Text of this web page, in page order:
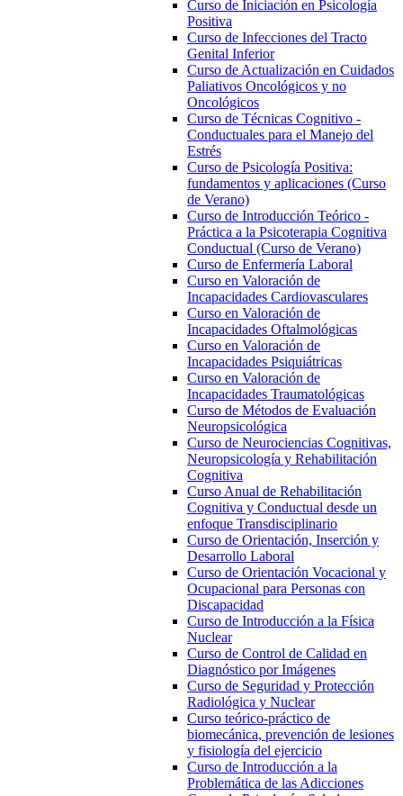
Curso de Iniciación en Psicología
Positiva
Curso de Infecciones del Tracto
Genital Inferior
Curso de Actualización en Cuidados
Paliativos Oncológicos y no
Oncológicos
Curso de Técnicas Cognitivo -
Conductuales para el Manejo del
Estrés
Curso de Psicología Positiva:
fundamentos y aplicaciones (Curso
de Verano)
Curso de Introducción Teórico -
Práctica a la Psicoterapia Cognitiva
Conductual (Curso de Verano)
Curso de Enfermería Laboral
Curso en Valoración de
Incapacidades Cardiovasculares
Curso en Valoración de
Incapacidades Oftalmológicas
Curso en Valoración de
Incapacidades Psiquiátricas
Curso en Valoración de
Incapacidades Traumatológicas
Curso de Métodos de Evaluación
Neuropsicológica
Curso de Neurociencias Cognitivas,
Neuropsicología y Rehabilitación
Cognitiva
Curso Anual de Rehabilitación
Cognitiva y Conductual desde un
enfoque Transdisciplinario
Curso de Orientación, Inserción y
Desarrollo Laboral
Curso de Orientación Vocacional y
Ocupacional para Personas con
Discapacidad
Curso de Introducción a la Física
Nuclear
Curso de Control de Calidad en
Diagnóstico por Imágenes
Curso de Seguridad y Protección
Radiológica y Nuclear
Curso teórico-práctico de
biomecánica, prevención de lesiones
y fisiología del ejercicio
Curso de Introducción a la
Problemática de las Adicciones